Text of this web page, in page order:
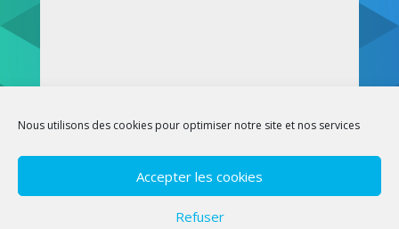
Nous utilisons des cookies pour optimiser notre site et nos services
Accepter les cookies
Refuser
Envoi
Site créé et alimenté par le CISE – Centre Innovation